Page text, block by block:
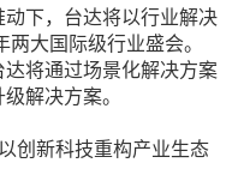
下，台达将以行业解决
大国际级行业盛会。
将通过场景化解决方案
解决方案。
创新科技重构产业生态